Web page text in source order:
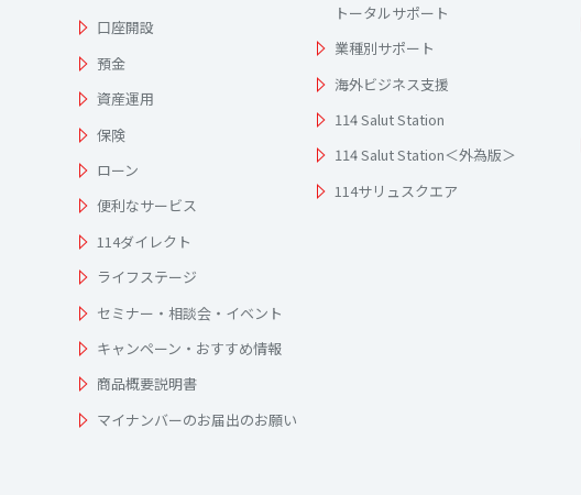
口座開設
預金
資産運用
保険
ローン
便利なサービス
114ダイレクト
ライフステージ
セミナー・相談会・イベント
キャンペーン・おすすめ情報
商品概要説明書
マイナンバーのお届出のお願い
トータルサポート
業種別サポート
海外ビジネス支援
114 Salut Station
114 Salut Station＜外為版＞
114サリュスクエア